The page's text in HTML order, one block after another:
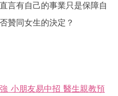
言有自己的事業只是保障自
贊同女生的決定？
小朋友易中招 醫生親教預